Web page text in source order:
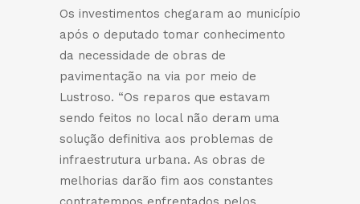
Os investimentos chegaram ao município
após o deputado tomar conhecimento
da necessidade de obras de
pavimentação na via por meio de
Lustroso. “Os reparos que estavam
sendo feitos no local não deram uma
solução definitiva aos problemas de
infraestrutura urbana. As obras de
melhorias darão fim aos constantes